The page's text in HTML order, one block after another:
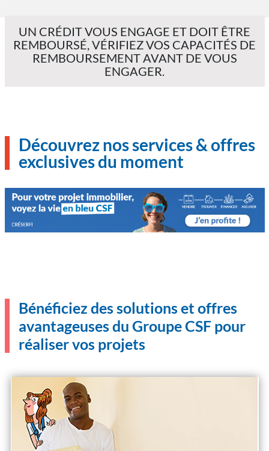
UN CRÉDIT VOUS ENGAGE ET DOIT ÊTRE
REMBOURSÉ, VÉRIFIEZ VOS CAPACITÉS DE
REMBOURSEMENT AVANT DE VOUS
ENGAGER.
Découvrez nos services & offres
exclusives du moment
Bénéficiez des solutions et offres
avantageuses du Groupe CSF pour
réaliser vos projets